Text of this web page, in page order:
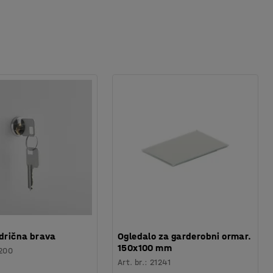
brava
Ogledalo za garderobni ormar.
150x100 mm
Art. br.: 21241